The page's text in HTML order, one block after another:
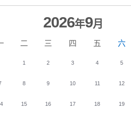
2026年9月
二 三 四 五 六
1 2 3 4 5
8 9 10 11 12
15 16 17 18 19